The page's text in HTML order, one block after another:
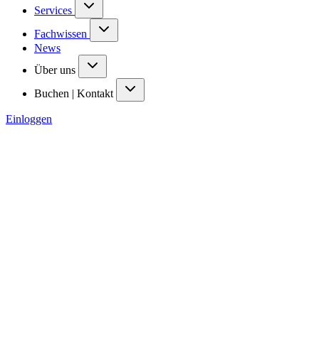
Services
Fachwissen
News
Über uns
Buchen | Kontakt
Einloggen